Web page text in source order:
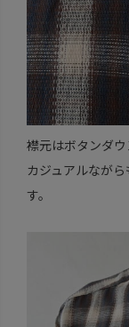
襟元はボタンダ
カジュアルなが
す。